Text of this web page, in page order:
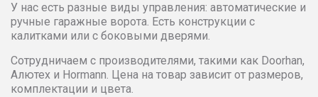
У нас есть разные виды управления: автоматические и
ручные гаражные ворота. Есть конструкции с
калитками или с боковыми дверями.
Сотрудничаем с производителями, такими как Doorhan,
Алютех и Hormann. Цена на товар зависит от размеров,
комплектации и цвета.